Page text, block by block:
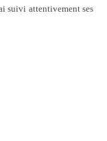
suivi attentivement ses